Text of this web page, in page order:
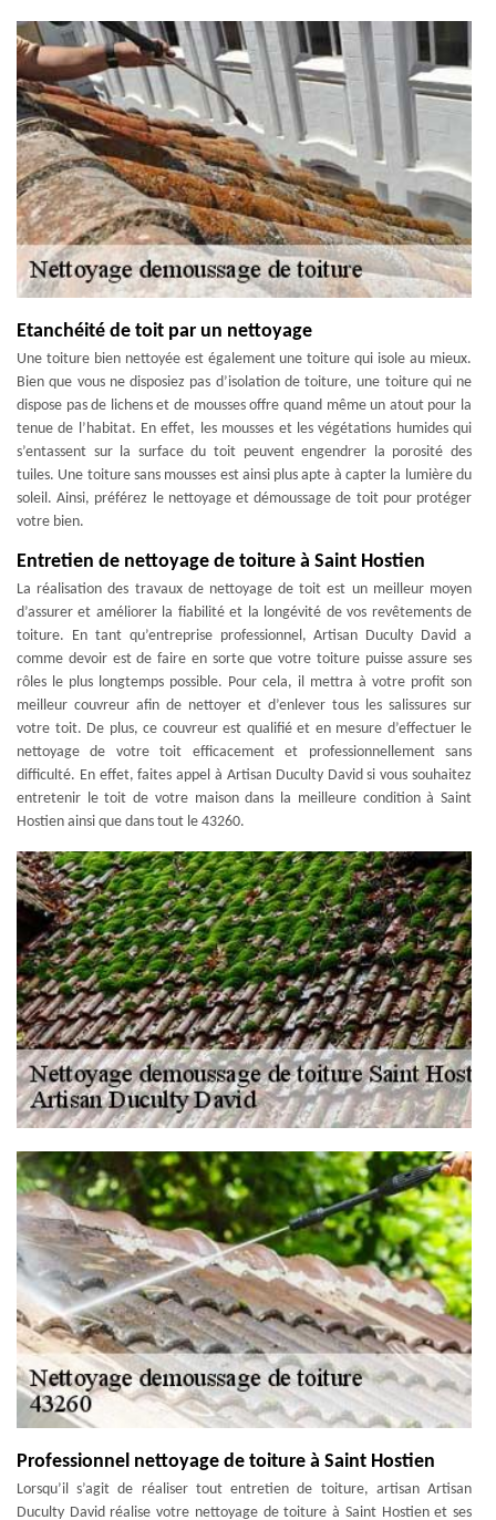
Etanchéité de toit par un nettoyage
Une toiture bien nettoyée est également une toiture qui isole au mieux.
Bien que vous ne disposiez pas d’isolation de toiture, une toiture qui ne
dispose pas de lichens et de mousses offre quand même un atout pour la
tenue de l’habitat. En effet, les mousses et les végétations humides qui
s’entassent sur la surface du toit peuvent engendrer la porosité des
tuiles. Une toiture sans mousses est ainsi plus apte à capter la lumière du
soleil. Ainsi, préférez le nettoyage et démoussage de toit pour protéger
votre bien.
Entretien de nettoyage de toiture à Saint Hostien
La réalisation des travaux de nettoyage de toit est un meilleur moyen
d’assurer et améliorer la fiabilité et la longévité de vos revêtements de
toiture. En tant qu’entreprise professionnel, Artisan Duculty David a
comme devoir est de faire en sorte que votre toiture puisse assure ses
rôles le plus longtemps possible. Pour cela, il mettra à votre profit son
meilleur couvreur afin de nettoyer et d’enlever tous les salissures sur
votre toit. De plus, ce couvreur est qualifié et en mesure d’effectuer le
nettoyage de votre toit efficacement et professionnellement sans
difficulté. En effet, faites appel à Artisan Duculty David si vous souhaitez
entretenir le toit de votre maison dans la meilleure condition à Saint
Hostien ainsi que dans tout le 43260.
Professionnel nettoyage de toiture à Saint Hostien
Lorsqu’il s’agit de réaliser tout entretien de toiture, artisan Artisan
Duculty David réalise votre nettoyage de toiture à Saint Hostien et ses